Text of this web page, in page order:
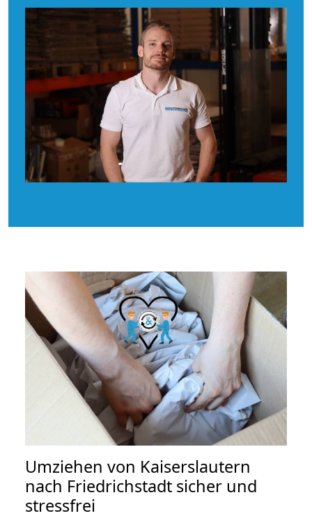
Umziehen von Kaiserslautern
nach Friedrichstadt sicher und
stressfrei